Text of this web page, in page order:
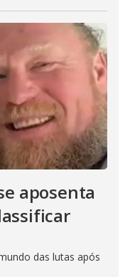
aposenta
das lutas após